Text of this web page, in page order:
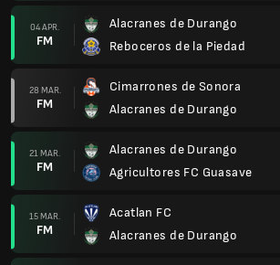
04 APR.
FM
Alacranes de Durango
Reboceros de la Piedad
28 MAR.
FM
Cimarrones de Sonora
Alacranes de Durango
21 MAR.
FM
Alacranes de Durango
Agricultores FC Guasave
15 MAR.
FM
Acatlan FC
Alacranes de Durango